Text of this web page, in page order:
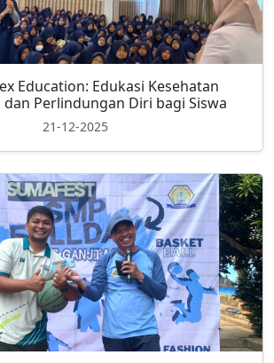
Education: Edukasi Kesehatan
Perlindungan Diri bagi Siswa
21-12-2025